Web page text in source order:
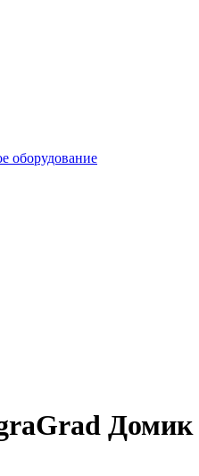
оборудование
Домик